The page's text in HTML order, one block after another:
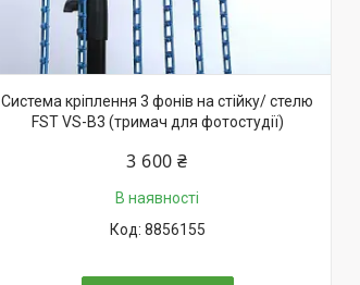
Система кріплення 3 фонів на стійку/ стелю
FST VS-B3 (тримач для фотостудії)
3 600 ₴
В наявності
8856155